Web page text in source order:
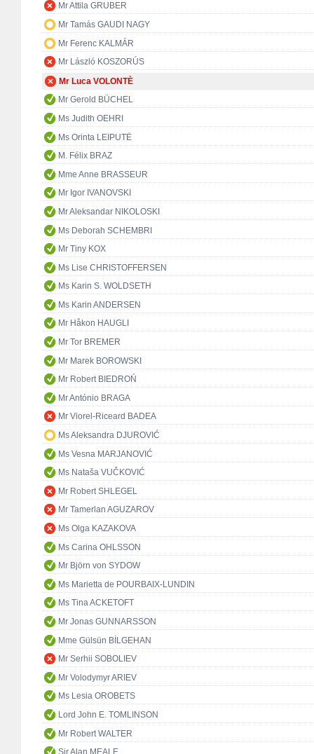
Mr Attila GRUBER
Mr Tamás GAUDI NAGY
Mr Ferenc KALMÁR
Mr László KOSZORÚS
Mr Luca VOLONTÈ
Mr Gerold BÜCHEL
Ms Judith OEHRI
Ms Orinta LEIPUTĖ
M. Félix BRAZ
Mme Anne BRASSEUR
Mr Igor IVANOVSKI
Mr Aleksandar NIKOLOSKI
Ms Deborah SCHEMBRI
Mr Tiny KOX
Ms Lise CHRISTOFFERSEN
Ms Karin S. WOLDSETH
Ms Karin ANDERSEN
Mr Håkon HAUGLI
Mr Tor BREMER
Mr Marek BOROWSKI
Mr Robert BIEDROŃ
Mr António BRAGA
Mr Viorel-Riceard BADEA
Ms Aleksandra DJUROVIĆ
Ms Vesna MARJANOVIĆ
Ms Nataša VUČKOVIĆ
Mr Robert SHLEGEL
Mr Tamerlan AGUZAROV
Ms Olga KAZAKOVA
Ms Carina OHLSSON
Mr Björn von SYDOW
Ms Marietta de POURBAIX-LUNDIN
Ms Tina ACKETOFT
Mr Jonas GUNNARSSON
Mme Gülsün BİLGEHAN
Mr Serhii SOBOLIEV
Mr Volodymyr ARIEV
Ms Lesia OROBETS
Lord John E. TOMLINSON
Mr Robert WALTER
Sir Alan MEALE